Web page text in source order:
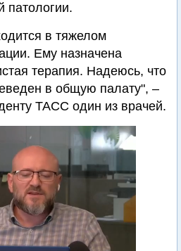
патологии.
в тяжелом
Ему назначена
терапия. Надеюсь, что
в общую палату", –
ТАСС один из врачей.